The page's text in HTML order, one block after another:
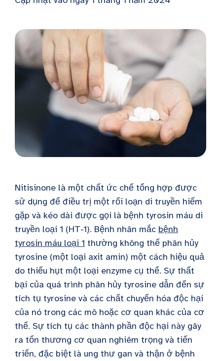
Nitisinone là một chất ức chế tổng hợp được
sử dụng để điều trị một rối loạn di truyền hiếm
gặp và kéo dài được gọi là bệnh tyrosin máu di
truyền loại 1 (HT-1). Bệnh nhân mắc bệnh
tyrosin máu loại 1 thường không thể phân hủy
tyrosine (một loại axit amin) một cách hiệu quả
do thiếu hụt một loại enzyme cụ thể. Sự thất
bại của quá trình phân hủy tyrosine dẫn đến sự
tích tụ tyrosine và các chất chuyển hóa độc hại
của nó trong các mô hoặc cơ quan khác của cơ
thể. Sự tích tụ các thành phần độc hại này gây
ra tổn thương cơ quan nghiêm trọng và tiến
triển, đặc biệt là ung thư gan và thận ở bệnh